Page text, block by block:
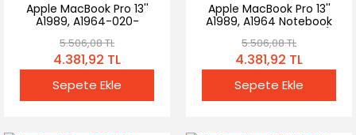
Apple MacBook Pro 13''
A1989, A1964-020-
Pil
5.506,08 TL
4.381,92 TL
Sepete Ekle
Apple MacBook Pro 13''
A1989, A1964 Notebook
RML-040
5.506,08 TL
4.381,92 TL
Sepete Ekle